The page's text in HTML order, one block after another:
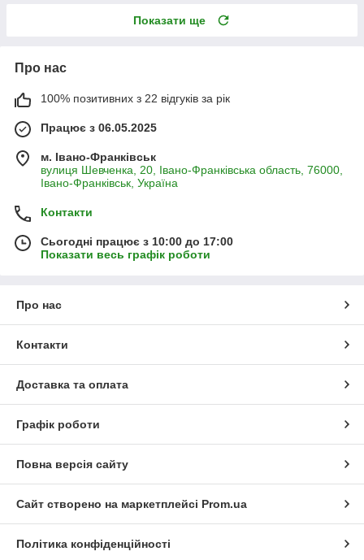
Показати ще
Про нас
100% позитивних з 22 відгуків за рік
Працює з 06.05.2025
м. Івано-Франківськ
вулиця Шевченка, 20, Івано-Франківська область, 76000,
Івано-Франківськ, Україна
Контакти
Сьогодні працює з 10:00 до 17:00
Показати весь графік роботи
Про нас
Контакти
Доставка та оплата
Графік роботи
Повна версія сайту
Сайт створено на маркетплейсі Prom.ua
Політика конфіденційності